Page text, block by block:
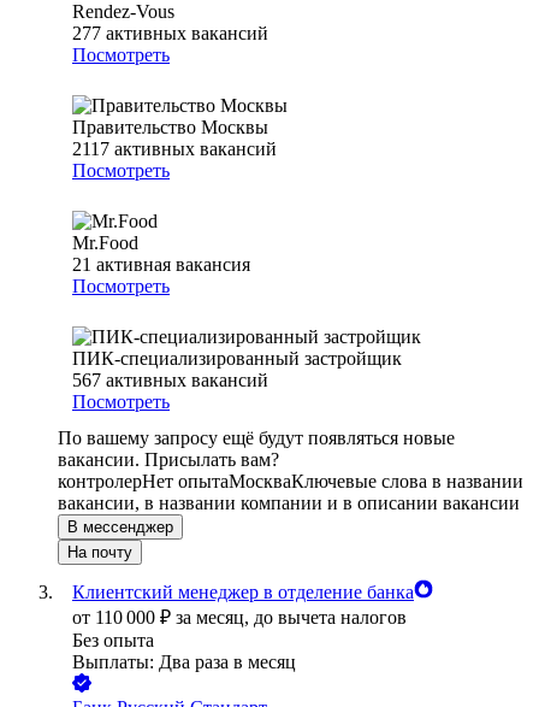
Rendez-Vous
277 активных вакансий
Посмотреть
Правительство Москвы
2117 активных вакансий
Посмотреть
Mr.Food
21 активная вакансия
Посмотреть
ПИК-специализированный застройщик
567 активных вакансий
Посмотреть
По вашему запросу ещё будут появляться новые
вакансии. Присылать вам?
контролерНет опытаМоскваКлючевые слова в названии
вакансии, в названии компании и в описании вакансии
В мессенджер
На почту
Клиентский менеджер в отделение банка
от 110 000 ₽ за месяц, до вычета налогов
Без опыта
Выплаты: Два раза в месяц